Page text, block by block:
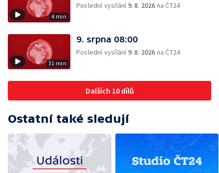
4 min
Poslední vysílání9. 8. 2026 na ČT24
31 min
9. srpna 08:00
Poslední vysílání9. 8. 2026 na ČT24
Dalších 10 dílů
Ostatní také sledují